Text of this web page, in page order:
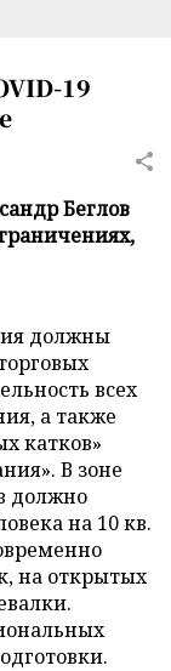
19
Беглов
должны
всех
а также
катков»
В зоне
должно
на 10 кв.
на открытых